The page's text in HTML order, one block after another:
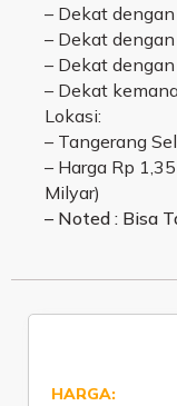
– Dekat
– Dekat
– Dekat
– Dekat
Lokasi:
– Tangerang
– Harga Rp
Milyar)
– Noted : Bisa
HARGA: